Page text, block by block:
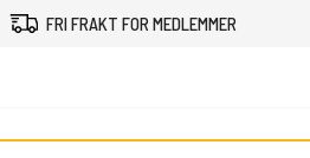
FRI FRAKT FOR MEDLEMMER